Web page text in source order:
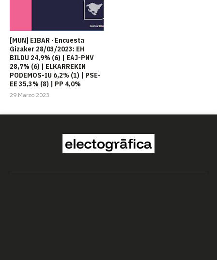
[MUN] EIBAR · Encuesta
Gizaker 28/03/2023: EH
BILDU 24,9% (6) | EAJ-PNV
28,7% (6) | ELKARREKIN
PODEMOS-IU 6,2% (1) | PSE-
EE 35,3% (8) | PP 4,0%
29 Marzo 2023